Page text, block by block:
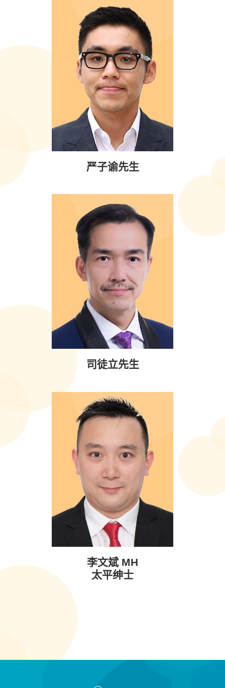
严子谕先生
司徒立先生
李文斌 MH
太平绅士